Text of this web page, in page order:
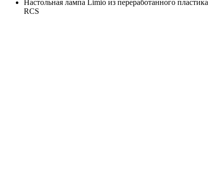
Настольная лампа Limio из переработанного пластика
RCS